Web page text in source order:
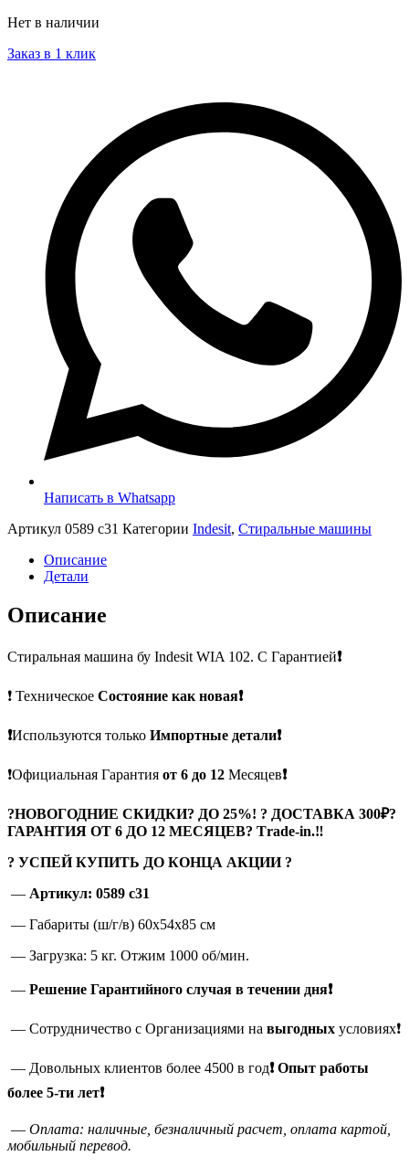
Нет в наличии
Заказ в 1 клик
Написать в Whatsapp
Артикул 0589 c31 Категории Indesit, Стиральные машины
Описание
Детали
Описание
Стиральная машина бу Indesit WIA 102. С Гарантией❗
❗ Техническое Состояние как новая❗
❗Используются только Импортные детали❗
❗Официальная Гарантия от 6 до 12 Месяцев❗
?НОВОГОДНИЕ СКИДКИ? ДО 25%! ? ДОСТАВКА 300₽?
ГАРАНТИЯ ОТ 6 ДО 12 МЕСЯЦЕВ? Тrade-in.‼
? УСПЕЙ КУПИТЬ ДО КОНЦА АКЦИИ ?
— Артикул: 0589 c31
— Габариты (ш/г/в) 60x54x85 см
— Загрузка: 5 кг. Отжим 1000 об/мин.
— Решение Гарантийного случая в течении дня❗
— Сотрудничество с Организациями на выгодных условиях❗
— Довольных клиентов более 4500 в год❗ Опыт работы
более 5-ти лет❗
— Оплата: наличные, безналичный расчет, оплата картой,
мобильный перевод.